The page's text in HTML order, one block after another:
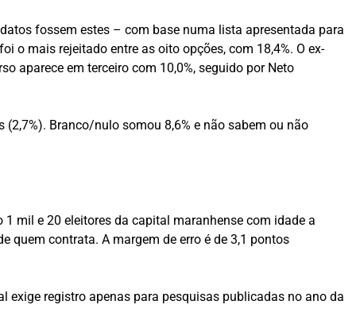
fossem estes – com base numa lista apresentada para
o mais rejeitado entre as oito opções, com 18,4%. O ex-
aparece em terceiro com 10,0%, seguido por Neto
(2,7%). Branco/nulo somou 8,6% e não sabem ou não
mil e 20 eleitores da capital maranhense com idade a
quem contrata. A margem de erro é de 3,1 pontos
exige registro apenas para pesquisas publicadas no ano da